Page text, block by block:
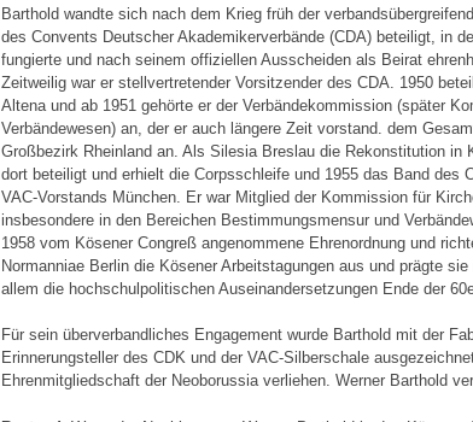
Barthold wandte sich nach dem Krieg früh der
des Convents Deutscher Akademikerverbände (CDA) beteiligt, in
fungierte und nach seinem offiziellen Ausscheiden als Beirat
Zeitweilig war er stellvertretender Vorsitzender des CDA. 1950
Altena und ab 1951 gehörte er der Verbändekommission (später
Verbändewesen) an, der er auch längere Zeit vorstand. dem
Großbezirk Rheinland an. Als Silesia Breslau die Rekonstitution in
dort beteiligt und erhielt die Corpsschleife und 1955 das Band des
VAC-Vorstands München. Er war Mitglied der Kommission für
insbesondere in den Bereichen Bestimmungsmensur und
1958 vom Kösener Congreß angenommene Ehrenordnung und
Normanniae Berlin die Kösener Arbeitstagungen aus und prägte
allem die hochschulpolitischen Auseinandersetzungen Ende der
Für sein überverbandliches Engagement wurde Barthold mit der
Erinnerungsteller des CDK und der VAC-Silberschale
Ehrenmitgliedschaft der Neoborussia verliehen. Werner Barthold